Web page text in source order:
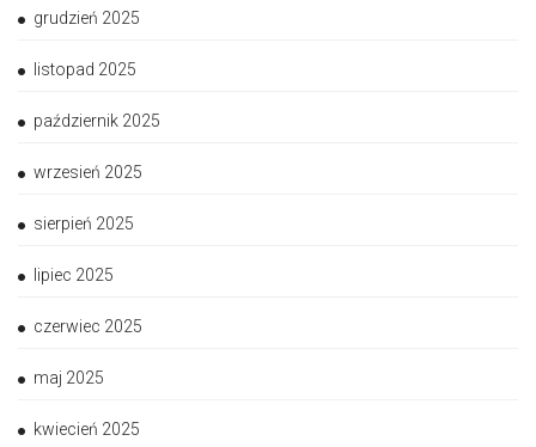
grudzień 2025
listopad 2025
październik 2025
wrzesień 2025
sierpień 2025
lipiec 2025
czerwiec 2025
maj 2025
kwiecień 2025